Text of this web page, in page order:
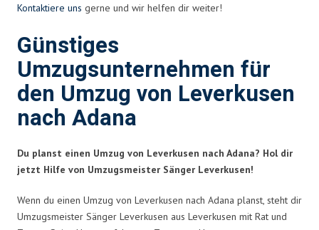
Kontaktiere uns gerne und wir helfen dir weiter!
Günstiges
Umzugsunternehmen für
den Umzug von Leverkusen
nach Adana
Du planst einen Umzug von Leverkusen nach Adana? Hol dir
jetzt Hilfe von Umzugsmeister Sänger Leverkusen!
Wenn du einen Umzug von Leverkusen nach Adana planst, steht dir
Umzugsmeister Sänger Leverkusen aus Leverkusen mit Rat und